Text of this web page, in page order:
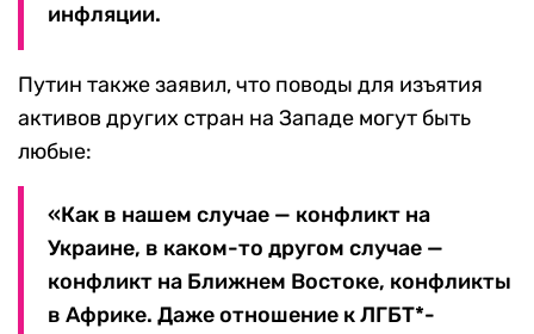
инфляции.
Путин также заявил, что поводы для изъятия
активов других стран на Западе могут быть
любые:
«Как в нашем случае — конфликт на
Украине, в каком-то другом случае —
конфликт на Ближнем Востоке, конфликты
в Африке. Даже отношение к ЛГБТ*-